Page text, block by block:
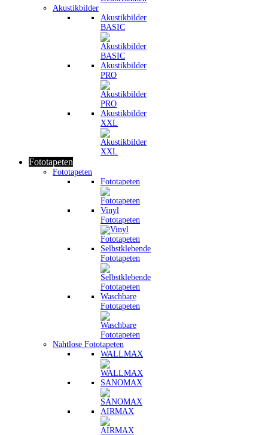
Akustikbilder
Akustikbilder
BASIC
Akustikbilder
PRO
Akustikbilder
XXL
Fototapeten
Fototapeten
Fototapeten
Vinyl
Fototapeten
Selbstklebende
Fototapeten
Waschbare
Fototapeten
Nahtlose Fototapeten
WALLMAX
SANOMAX
AIRMAX